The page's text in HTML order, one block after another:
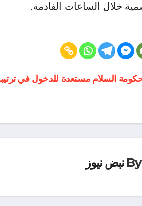
خلال الساعات القادمة.
حكومة السلام مستعدة للدخول في
By نبض نيوز